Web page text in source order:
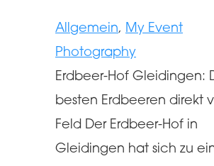
Allgemein, My Event
Photography
Erdbeer-Hof Gleidingen:
besten Erdbeeren direkt
Feld Der Erdbeer-Hof in
Gleidingen hat sich zu